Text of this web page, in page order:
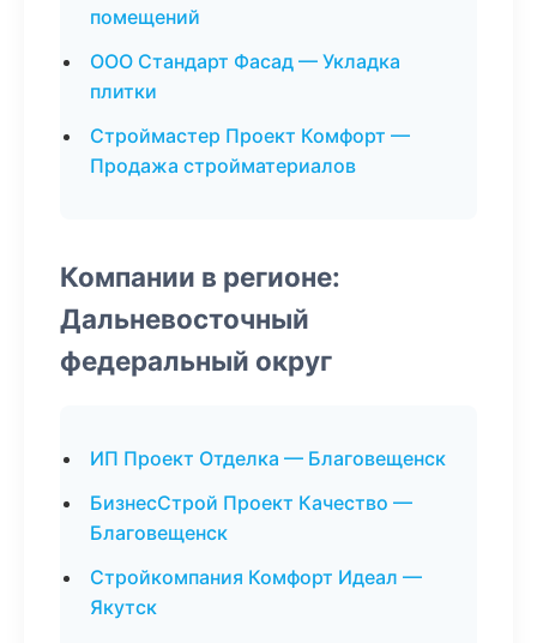
помещений
ООО Стандарт Фасад — Укладка
плитки
Строймастер Проект Комфорт —
Продажа стройматериалов
Компании в регионе:
Дальневосточный
федеральный округ
ИП Проект Отделка — Благовещенск
БизнесСтрой Проект Качество —
Благовещенск
Стройкомпания Комфорт Идеал —
Якутск